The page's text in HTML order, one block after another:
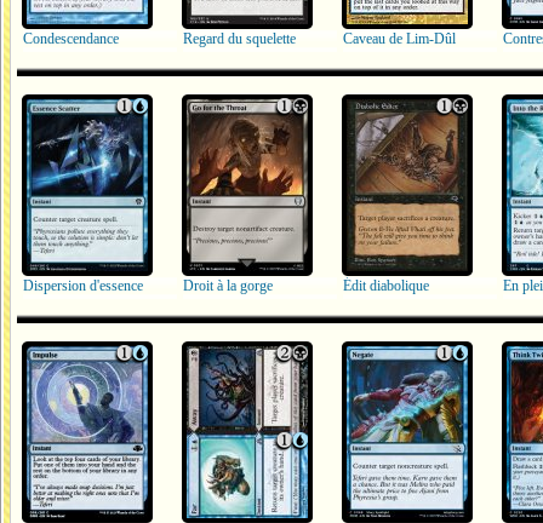
Condescendance Regard du squelette Caveau de Lim-Dûl
Dispersion d'essence Droit à la gorge Édit diabolique En